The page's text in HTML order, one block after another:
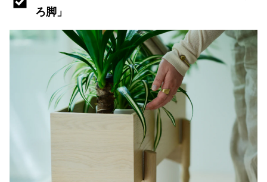
ろ脚」